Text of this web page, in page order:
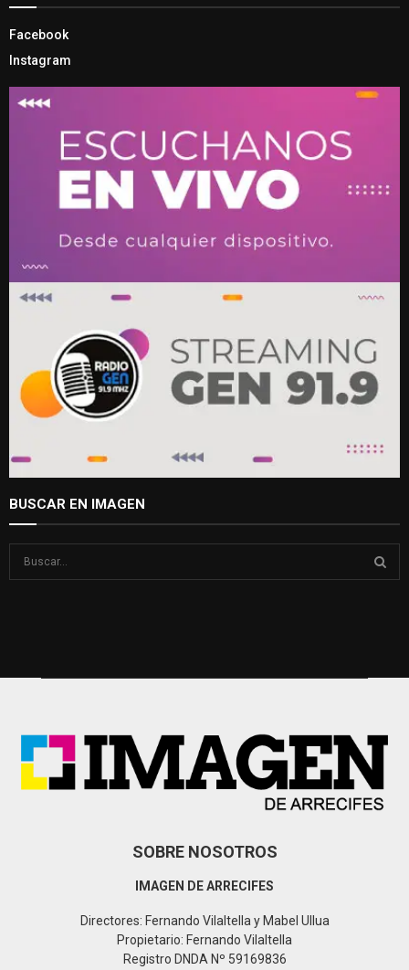
Facebook
Instagram
BUSCAR EN IMAGEN
SOBRE NOSOTROS
IMAGEN DE ARRECIFES
Directores: Fernando Vilaltella y Mabel Ullua
Propietario: Fernando Vilaltella
Registro DNDA Nº 59169836